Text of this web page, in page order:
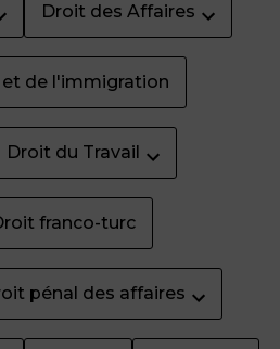
Droit des Affaires
de l'immigration
Droit du Travail
franco-turc
pénal des affaires